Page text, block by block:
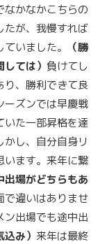
なかなかこちらの
たが、我慢すれば
いました。
（勝
ては） 負けてし
り、勝利できて良
ーズンでは早慶戦
いた一部昇格を達
し、自分自身リ
います。来年に繋
出場がどちらもあ
で違いはありませ
ン出場でも途中出
み） 来年は最終